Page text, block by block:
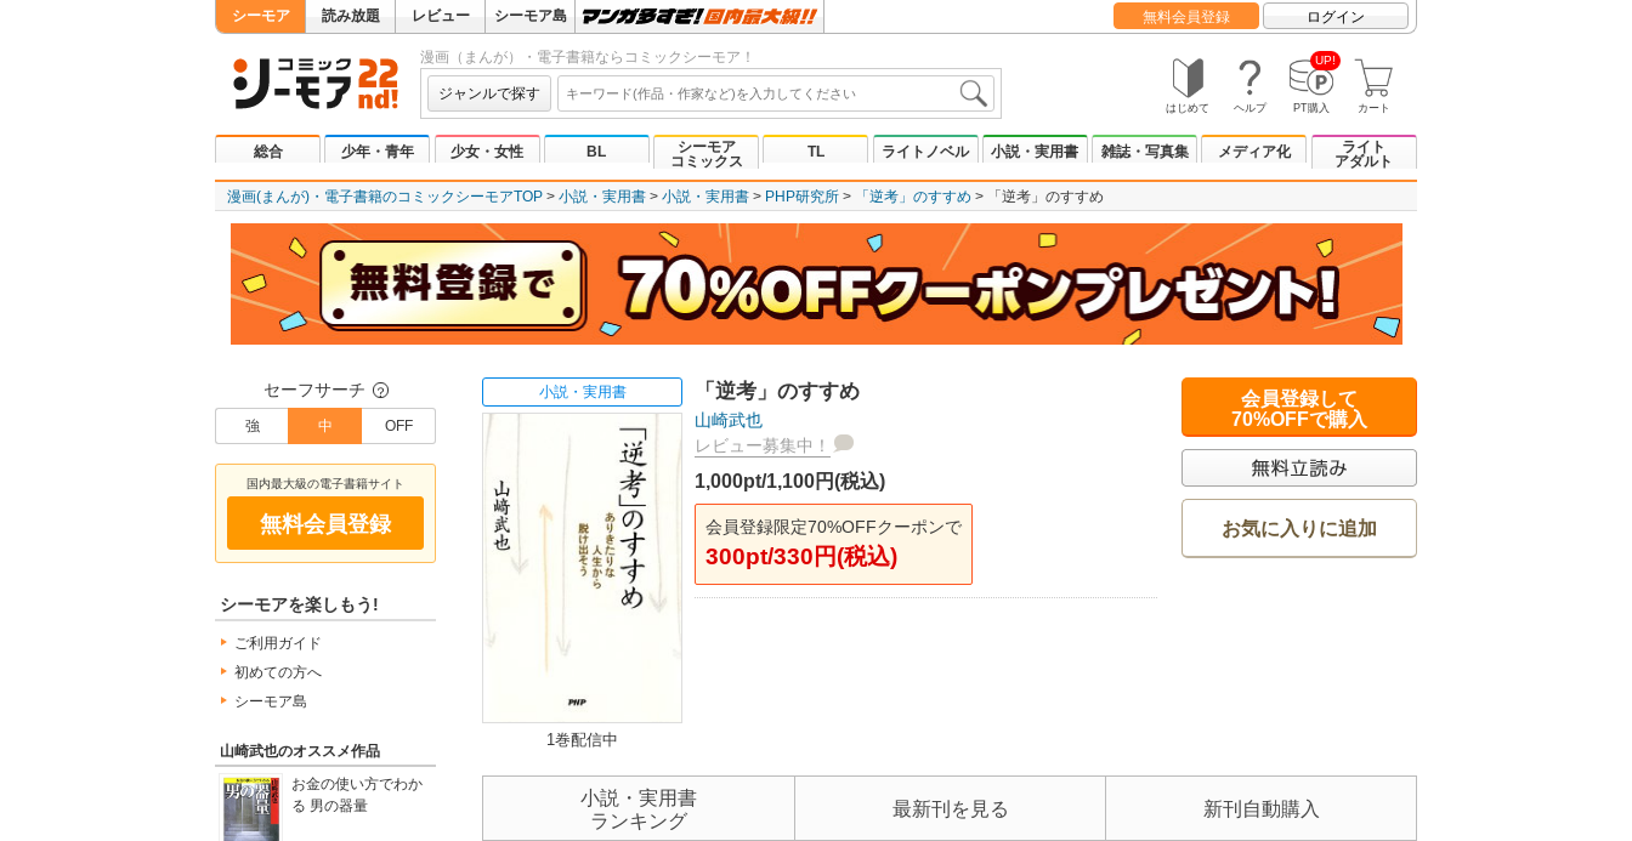
シーモア 読み放題 レビュー シーモア島 無料会員登録 ログイン
漫画（まんが）・電子書籍ならコミックシーモア！
ジャンルで探す
はじめて ヘルプ
UP!
PT購入 カート
総合 少年・青年 少女・女性 BL
シーモア
コミックス
TL ライトノベル 小説・実用書 雑誌・写真集 メディア化
ライト
アダルト
漫画(まんが)・電子書籍のコミックシーモアTOP 小説・実用書 小説・実用書 PHP研究所 「逆考」のすすめ 「逆考」のすすめ
セーフサーチ ？
強 中 OFF
国内最大級の電子書籍サイト
無料会員登録
シーモアを楽しもう!
ご利用ガイド
初めての方へ
シーモア島
山崎武也のオススメ作品
お金の使い方でわか
る 男の器量
小説・実用書
1巻配信中
「逆考」のすすめ
山崎武也
レビュー募集中！
1,000pt/1,100円(税込)
会員登録限定70%OFFクーポンで
300pt/330円(税込)
会員登録して
70%OFFで購入
お気に入りに追加
小説・実用書
ランキング
最新刊を見る 新刊自動購入